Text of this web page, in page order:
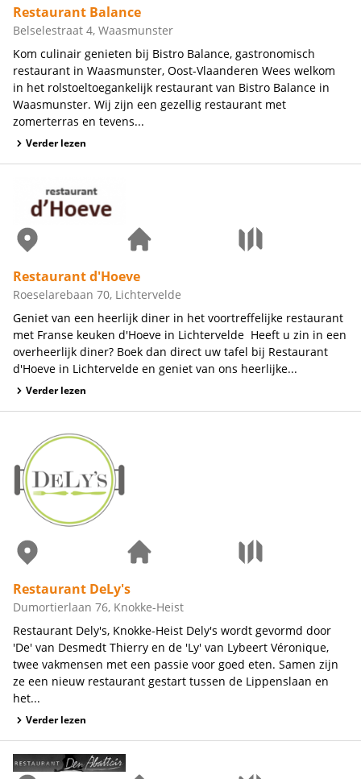
Restaurant Balance
Belselestraat 4, Waasmunster
Kom culinair genieten bij Bistro Balance, gastronomisch
restaurant in Waasmunster, Oost-Vlaanderen Wees welkom
in het rolstoeltoegankelijk restaurant van Bistro Balance in
Waasmunster. Wij zijn een gezellig restaurant met
zomerterras en tevens...
Verder lezen
Restaurant d'Hoeve
Roeselarebaan 70, Lichtervelde
Geniet van een heerlijk diner in het voortreffelijke restaurant
met Franse keuken d'Hoeve in Lichtervelde Heeft u zin in een
overheerlijk diner? Boek dan direct uw tafel bij Restaurant
d'Hoeve in Lichtervelde en geniet van ons heerlijke...
Verder lezen
Restaurant DeLy's
Dumortierlaan 76, Knokke-Heist
Restaurant Dely's, Knokke-Heist Dely's wordt gevormd door
'De' van Desmedt Thierry en de 'Ly' van Lybeert Véronique,
twee vakmensen met een passie voor goed eten. Samen zijn
ze een nieuw restaurant gestart tussen de Lippenslaan en
het...
Verder lezen